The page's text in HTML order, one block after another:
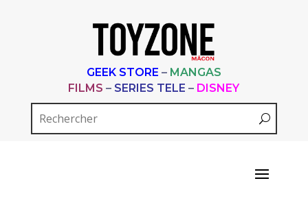
GEEK STORE – MANGAS
FILMS – SERIES TELE – DISNEY